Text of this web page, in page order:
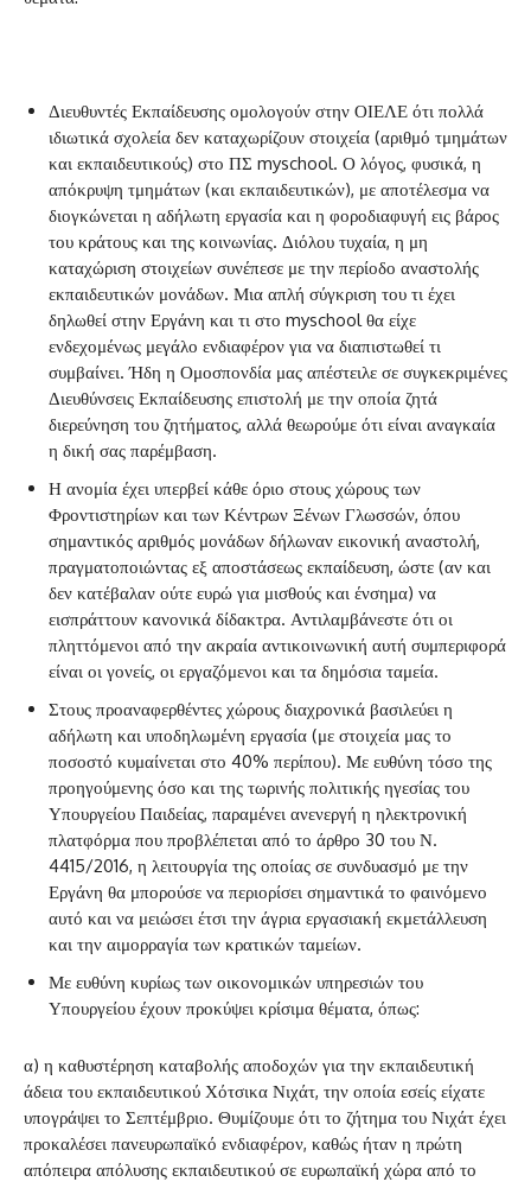
Διευθυντές Εκπαίδευσης ομολογούν στην ΟΙΕΛΕ ότι πολλά
ιδιωτικά σχολεία δεν καταχωρίζουν στοιχεία (αριθμό τμημάτων
και εκπαιδευτικούς) στο ΠΣ myschool. Ο λόγος, φυσικά, η
απόκρυψη τμημάτων (και εκπαιδευτικών), με αποτέλεσμα να
διογκώνεται η αδήλωτη εργασία και η φοροδιαφυγή εις βάρος
του κράτους και της κοινωνίας. Διόλου τυχαία, η μη
καταχώριση στοιχείων συνέπεσε με την περίοδο αναστολής
εκπαιδευτικών μονάδων. Μια απλή σύγκριση του τι έχει
δηλωθεί στην Εργάνη και τι στο myschool θα είχε
ενδεχομένως μεγάλο ενδιαφέρον για να διαπιστωθεί τι
συμβαίνει. Ήδη η Ομοσπονδία μας απέστειλε σε συγκεκριμένες
Διευθύνσεις Εκπαίδευσης επιστολή με την οποία ζητά
διερεύνηση του ζητήματος, αλλά θεωρούμε ότι είναι αναγκαία
η δική σας παρέμβαση.
Η ανομία έχει υπερβεί κάθε όριο στους χώρους των
Φροντιστηρίων και των Κέντρων Ξένων Γλωσσών, όπου
σημαντικός αριθμός μονάδων δήλωναν εικονική αναστολή,
πραγματοποιώντας εξ αποστάσεως εκπαίδευση, ώστε (αν και
δεν κατέβαλαν ούτε ευρώ για μισθούς και ένσημα) να
εισπράττουν κανονικά δίδακτρα. Αντιλαμβάνεστε ότι οι
πληττόμενοι από την ακραία αντικοινωνική αυτή συμπεριφορά
είναι οι γονείς, οι εργαζόμενοι και τα δημόσια ταμεία.
Στους προαναφερθέντες χώρους διαχρονικά βασιλεύει η
αδήλωτη και υποδηλωμένη εργασία (με στοιχεία μας το
ποσοστό κυμαίνεται στο 40% περίπου). Με ευθύνη τόσο της
προηγούμενης όσο και της τωρινής πολιτικής ηγεσίας του
Υπουργείου Παιδείας, παραμένει ανενεργή η ηλεκτρονική
πλατφόρμα που προβλέπεται από το άρθρο 30 του Ν.
4415/2016, η λειτουργία της οποίας σε συνδυασμό με την
Εργάνη θα μπορούσε να περιορίσει σημαντικά το φαινόμενο
αυτό και να μειώσει έτσι την άγρια εργασιακή εκμετάλλευση
και την αιμορραγία των κρατικών ταμείων.
Με ευθύνη κυρίως των οικονομικών υπηρεσιών του
Υπουργείου έχουν προκύψει κρίσιμα θέματα, όπως:
α) η καθυστέρηση καταβολής αποδοχών για την εκπαιδευτική
άδεια του εκπαιδευτικού Χότσικα Νιχάτ, την οποία εσείς είχατε
υπογράψει το Σεπτέμβριο. Θυμίζουμε ότι το ζήτημα του Νιχάτ έχει
προκαλέσει πανευρωπαϊκό ενδιαφέρον, καθώς ήταν η πρώτη
απόπειρα απόλυσης εκπαιδευτικού σε ευρωπαϊκή χώρα από το